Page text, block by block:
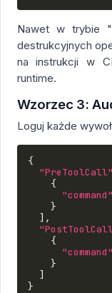
Nawet w trybie
destrukcyjnych
na instrukcji w
runtime.
Wzorzec 3:
Loguj każde
{
"PreToolCall"
{
"command"
}
],
{
"command"
}
]
}